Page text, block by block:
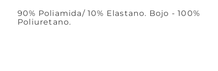
90% Poliamida/ 10% Elastano. Bojo - 100%
Poliuretano.